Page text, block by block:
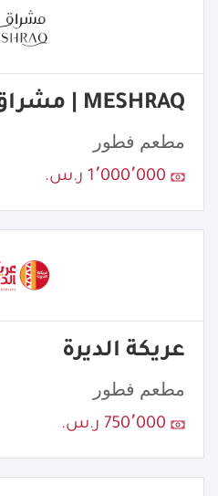
MESHRAQ | مشراق
مطعم فطور
1٬000٬000 ر.س.
عريكة الديرة
مطعم فطور
750٬000 ر.س.